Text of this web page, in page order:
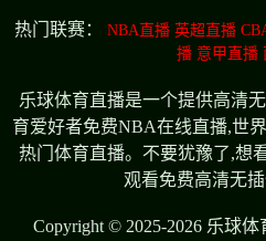
热门联赛： NBA直播 英超直播
播 意甲直播
乐球体育直播是一个提供高清
育爱好者免费NBA在线直播,世
热门体育直播。不要犹豫了,想
观看免费高清无
Copyright © 2025-2026 乐球体